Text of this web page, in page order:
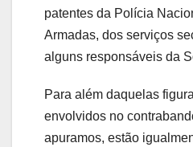
patentes da Polícia
Armadas, dos serviços
alguns responsáveis da
Para além daquelas
envolvidos no
apuramos, estão